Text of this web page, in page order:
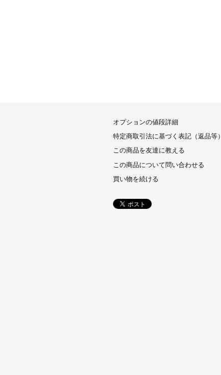
オプションの値段詳細
特定商取引法に基づく表記（返品等）
この商品を友達に教える
この商品について問い合わせる
買い物を続ける